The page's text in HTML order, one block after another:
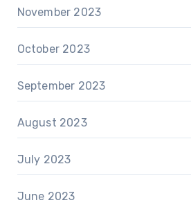
November 2023
October 2023
September 2023
August 2023
July 2023
June 2023